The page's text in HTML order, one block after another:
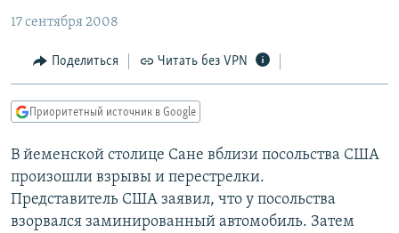
основному
Вернутся
главной
навигации
Вернутся
поиску
ЦИТАТЫ СВОБОДЫ
МНЕНИЯ
IDEL.РЕАЛИИ
КАВКАЗ.РЕАЛИИ
СЕВЕР.РЕАЛИИ
СИБИРЬ.РЕАЛИИ
17 сентября 2008
Поделиться Читать без VPN
Приоритетный источник в Google
В йеменской столице Сане вблизи посольства США
произошли взрывы и перестрелки.
Представитель США заявил, что у посольства
взорвался заминированный автомобиль. Затем